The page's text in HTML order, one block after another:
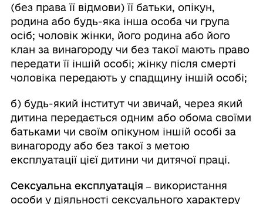
(без права її відмови) її батьки, опікун,
родина або будь-яка інша особа чи група
осіб; чоловік жінки, його родина або його
клан за винагороду чи без такої мають право
передати її іншій особі; жінку після смерті
чоловіка передають у спадщину іншій особі;
б) будь-який інститут чи звичай, через який
дитина передається одним або обома своїми
батьками чи своїм опікуном іншій особі за
винагороду або без такої з метою
експлуатації цієї дитини чи дитячої праці.
Сексуальна експлуатація ‒ використання
особи у діяльності сексуального характеру